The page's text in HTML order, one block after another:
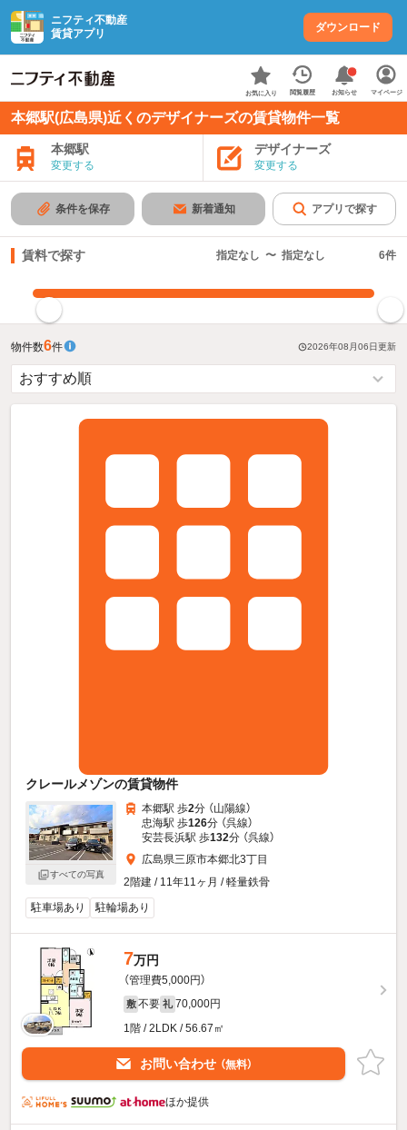
ニフティ不動産
賃貸アプリ
ダウンロード
お気に入り 閲覧履歴 お知らせ マイページ
本郷駅(広島県)近くのデザイナーズの賃貸物件一覧
本郷駅
変更する
デザイナーズ
変更する
条件を保存 新着通知 アプリで探す
賃料で探す 指定なし 〜 指定なし 6件
物件数6件 2026年08月06日更新
クレールメゾンの賃貸物件
すべての写真
本郷駅 歩2分 （山陽線）
忠海駅 歩126分 （呉線）
安芸長浜駅 歩132分 （呉線）
広島県三原市本郷北3丁目
2階建 / 11年11ヶ月 / 軽量鉄骨
駐車場あり
駐輪場あり
7万円
（管理費5,000円）
敷 不要 礼 70,000円
1階 / 2LDK / 56.67㎡
お問い合わせ （無料）
ほか提供